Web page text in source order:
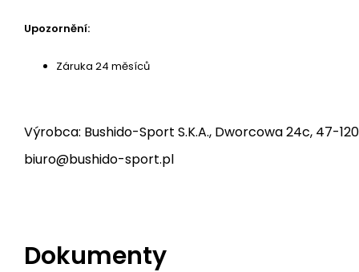
Upozornění:
Záruka 24 měsíců
Výrobca: Bushido-Sport S.K.A., Dworcowa 24c, 47-
biuro@bushido-sport.pl
Dokumenty